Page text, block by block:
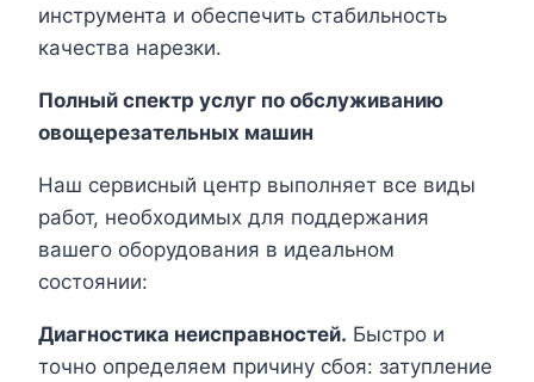
инструмента и обеспечить стабильность
качества нарезки.
Полный спектр услуг по обслуживанию
овощерезательных машин
Наш сервисный центр выполняет все виды
работ, необходимых для поддержания
вашего оборудования в идеальном
состоянии:
Диагностика неисправностей. Быстро и
точно определяем причину сбоя: затупление